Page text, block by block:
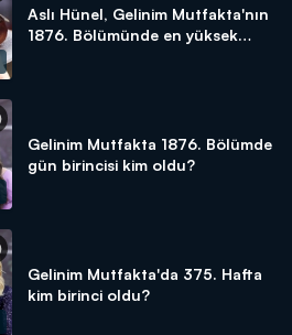
Aslı Hünel, Gelinim Mutfakta'nın
1876. Bölümünde en yüksek
Gelinim Mutfakta 1876. Bölümde
gün birincisi kim oldu?
Gelinim Mutfakta'da 375. Hafta
kim birinci oldu?